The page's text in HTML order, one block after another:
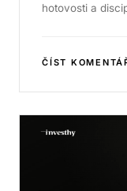
hotovosti a
ČÍST